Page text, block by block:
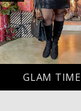
GLAM TIME